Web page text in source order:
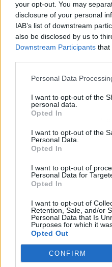
your opt-out. You may
disclosure of your personal
IAB’s list of downstream
also be disclosed by us to
Downstream Participants that
Personal Data
I want to opt-out of the
personal data.
Opted In
I want to opt-out of the
Personal Data.
Opted In
I want to opt-out of
Personal Data for
Opted In
I want to opt-out of
Retention, Sale, and/or
Personal Data that Is
Purposes for which it
Opted Out
CONFIRM